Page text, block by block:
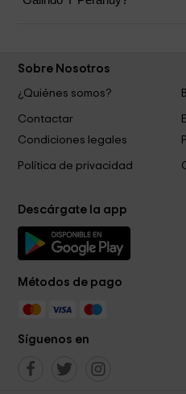
Sobre Nosotros
¿Quiénes somos?
Contactar
Condiciones legales
Política de privacidad
Descárgate la app
Métodos de pago
Síguenos en